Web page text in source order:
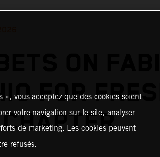
FOR FRESH
vous acceptez que des cookies soient
votre navigation sur le site, analyser
de marketing. Les cookies peuvent
refusés.